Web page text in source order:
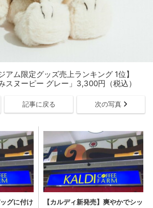
アム限定グッズ売上ランキング 1位】
スヌーピー グレー」3,300円（税込）
記事に戻る 次の写真